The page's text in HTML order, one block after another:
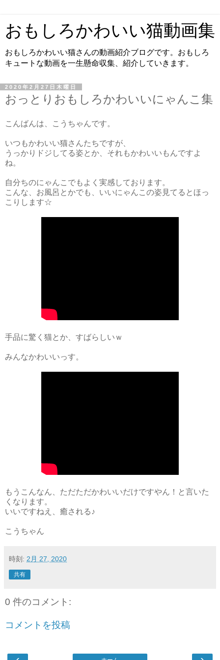
おもしろかわいい猫動画集
おもしろかわいい猫さんの動画紹介ブログです。おもしろ
キュートな動画を一生懸命収集、紹介していきます。
2020年2月27日木曜日
おっとりおもしろかわいいにゃんこ集
こんばんは、こうちゃんです。
いつもかわいい猫さんたちですが、
うっかりドジしてる姿とか、それもかわいいもんですよ
ね。
自分ちのにゃんこでもよく実感しております。
こんな、お風呂とかでも、いいにゃんこの姿見てるとほっ
こりします☆
手品に驚く猫とか、すばらしいｗ
みんなかわいいっす。
もうこんなん、ただただかわいいだけですやん！と言いた
くなります。
いいですねえ、癒される♪
こうちゃん
時刻: 2月 27, 2020
共有
0 件のコメント:
コメントを投稿